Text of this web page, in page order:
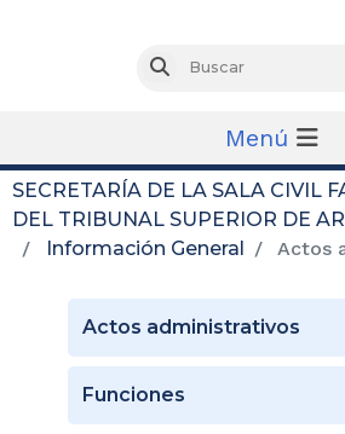
Buscar
Menú
SECRETARÍA DE LA SALA CIVIL
DEL TRIBUNAL SUPERIOR DE
Información General
Actos
Actos administrativos
Funciones